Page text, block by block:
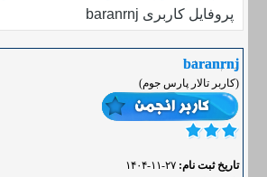
پروفایل کاربری baranrnj
baranrnj
(کاربر تالار پارس جوم)
تاریخ ثبت نام: ۲۷-۱۱-۱۴۰۴